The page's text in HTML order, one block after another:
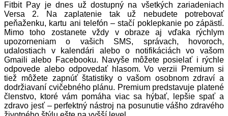
Fitbit Pay je dnes už dostupný na všetkých zariadeniach
Versa 2. Na zaplatenie tak už nebudete potrebovať
peňaženku, kartu ani telefón – stačí poklepkanie po zápästí.
Mimo toho zostanete vždy v obraze aj vďaka rýchlym
upozorneniam o vašich SMS, správach, hovoroch,
udalostiach v kalendári alebo o notifikáciách vo vašom
Gmaili alebo Facebooku. Navyše môžete posielať i rýchle
odpovede alebo odpovedať hlasom. Vo verzii Premium si
tiež môžete zapnúť štatistiky o vašom osobnom zdraví a
dodržiavaní cvičebného plánu. Premium predstavuje platené
členstvo, ktoré vám pomáha viac sa hýbať, lepšie spať a
zdravo jesť – perfektný nástroj na posunutie vášho zdravého